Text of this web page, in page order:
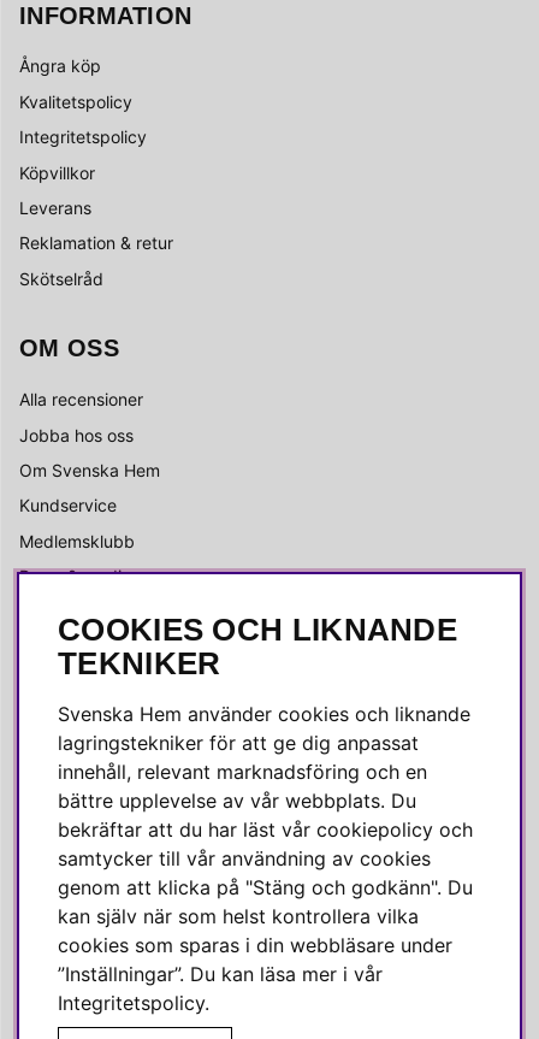
INFORMATION
Ångra köp
Kvalitetspolicy
Integritetspolicy
Köpvillkor
Leverans
Reklamation & retur
Skötselråd
OM OSS
Alla recensioner
Jobba hos oss
Om Svenska Hem
Kundservice
Medlemsklubb
Press & media
SOCIALA MEDIER
Instagram
Linkedin
Pinterest
SVENSKA HEM
Varmt välkommen till Svenska Hem!
Vi värdesätter våra kunder högt och finns här för att hjälpa dig
om du har några frågor eller vill ha inspiration.
COOKIES OCH LIKNANDE
TEKNIKER
Svenska Hem använder cookies och liknande
lagringstekniker för att ge dig anpassat
innehåll, relevant marknadsföring och en
bättre upplevelse av vår webbplats. Du
bekräftar att du har läst vår cookiepolicy och
samtycker till vår användning av cookies
genom att klicka på "Stäng och godkänn". Du
kan själv när som helst kontrollera vilka
cookies som sparas i din webbläsare under
”Inställningar”. Du kan läsa mer i vår
Integritetspolicy.